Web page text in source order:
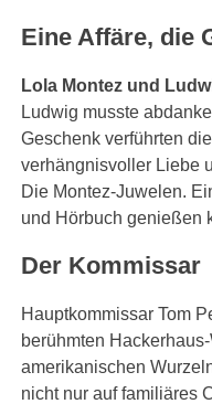
Eine Affäre, die
Lola Montez und
Ludwig musste
Geschenk verführten
verhängnisvoller Liebe
Die Montez-Juwelen.
und Hörbuch genießen
Der Kommissar
Hauptkommissar Tom
berühmten
amerikanischen
nicht nur auf familiäres